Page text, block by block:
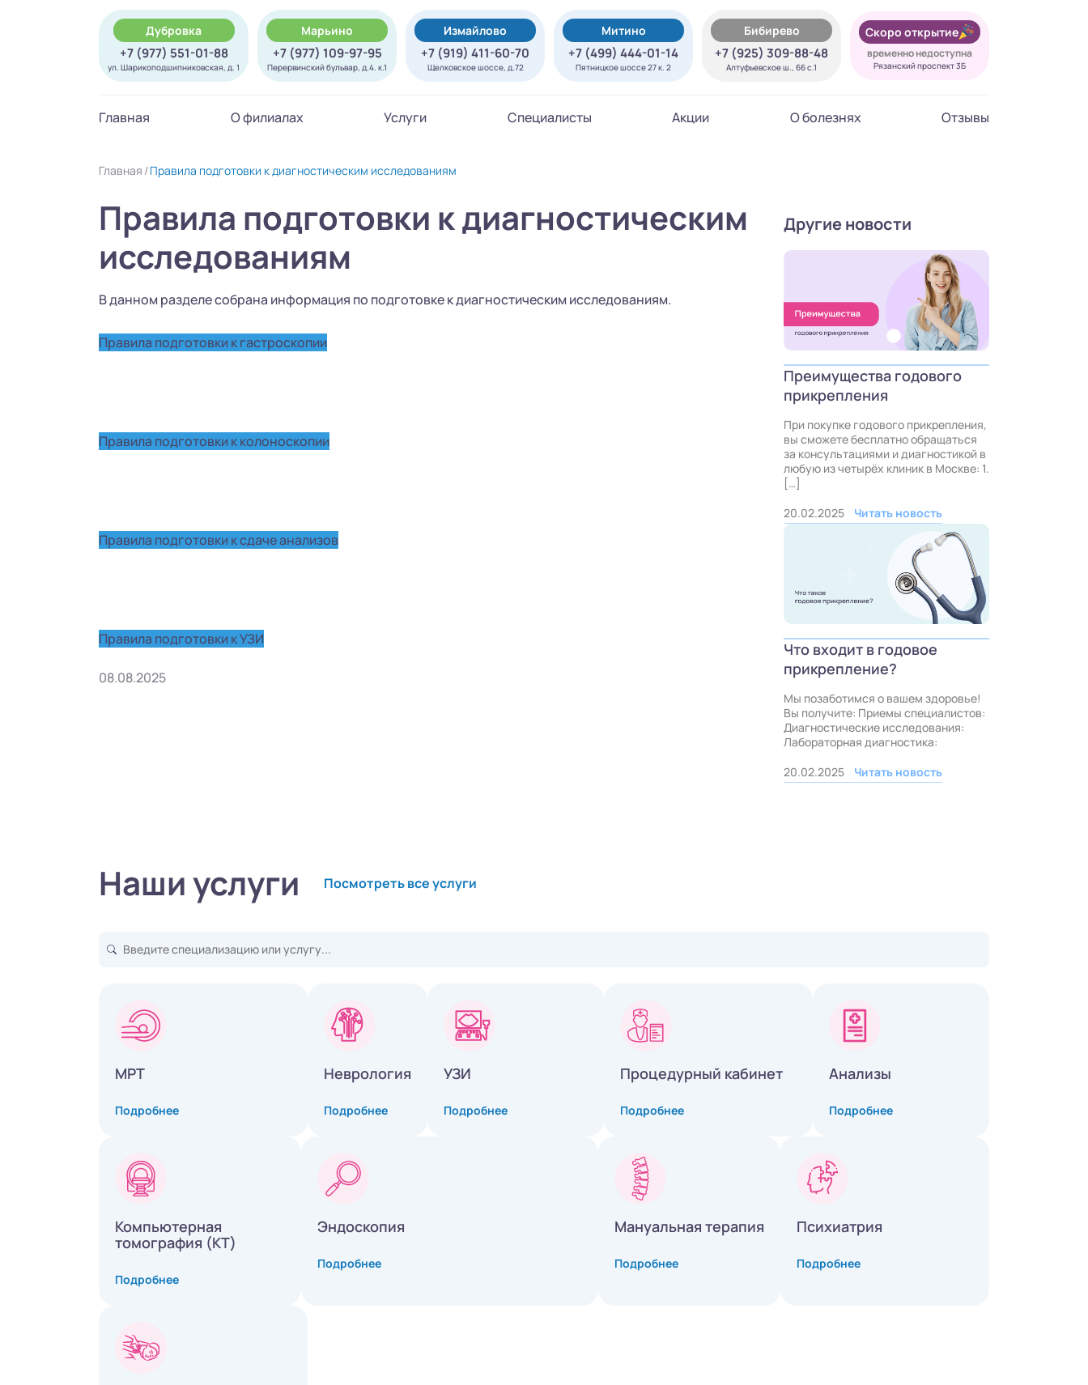
Дубровка
+7 (977) 551-01-88
ул. Шарикоподшипниковская, д. 1
Марьино
+7 (977) 109-97-95
Перервинский бульвар, д.4. к.1
Измайлово
+7 (919) 411-60-70
Щелковское шоссе, д.72
Митино
+7 (499) 444-01-14
Пятницкое шоссе 27 к. 2
Бибирево
+7 (925) 309-88-48
Алтуфьевское ш., 66 с.1
Скоро открытие
временно недоступна
Рязанский проспект 3Б
Главная О филиалах Услуги Специалисты Акции О болезнях Отзывы
Главная Правила подготовки к диагностическим исследованиям
Правила подготовки к диагностическим
исследованиям
В данном разделе собрана информация по подготовке к диагностическим исследованиям.
Правила подготовки к гастроскопии
Правила подготовки к колоноскопии
Правила подготовки к сдаче анализов
Правила подготовки к УЗИ
08.08.2025
Другие новости
Преимущества годового
прикрепления
При покупке годового прикрепления,
вы сможете бесплатно обращаться
за консультациями и диагностикой в
любую из четырёх клиник в Москве: 1.
[…]
20.02.2025
Читать новость
Что входит в годовое
прикрепление?
Мы позаботимся о вашем здоровье!
Вы получите: Приемы специалистов:
Диагностические исследования:
Лабораторная диагностика:
20.02.2025
Читать новость
Наши услуги Посмотреть все услуги
МРТ
Подробнее
Неврология
Подробнее
УЗИ
Подробнее
Процедурный кабинет
Подробнее
Анализы
Подробнее
Компьютерная
томография (КТ)
Подробнее
Эндоскопия
Подробнее
Мануальная терапия
Подробнее
Психиатрия
Подробнее